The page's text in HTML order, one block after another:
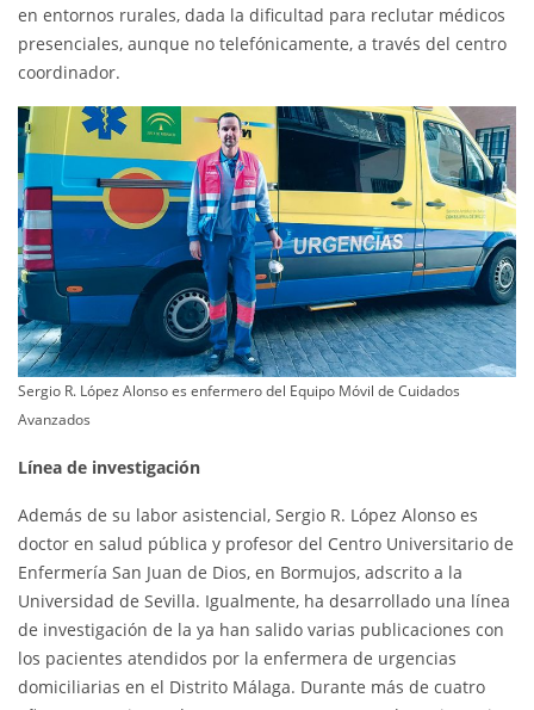
en entornos rurales, dada la dificultad para reclutar médicos
presenciales, aunque no telefónicamente, a través del centro
coordinador.
Sergio R. López Alonso es enfermero del Equipo Móvil de Cuidados
Avanzados
Línea de investigación
Además de su labor asistencial, Sergio R. López Alonso es
doctor en salud pública y profesor del Centro Universitario de
Enfermería San Juan de Dios, en Bormujos, adscrito a la
Universidad de Sevilla. Igualmente, ha desarrollado una línea
de investigación de la ya han salido varias publicaciones con
los pacientes atendidos por la enfermera de urgencias
domiciliarias en el Distrito Málaga. Durante más de cuatro